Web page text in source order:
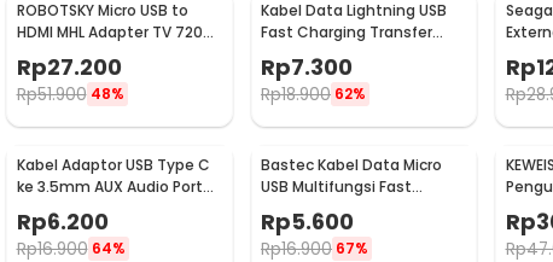
ROBOTSKY Micro USB to
HDMI MHL Adapter TV 720p
Rp27.200
Rp51.900 48%
Kabel Data Lightning USB
Fast Charging Transfer
Data iPhone 2.4A 1M - S-
IP5G
Rp7.300
Rp18.900 62%
-Rp
Rp
Kabel Adaptor USB Type C
ke 3.5mm AUX Audio Port
Braided - PJ1645-01
Rp6.200
Rp16.900 64%
Bastec Kabel Data Micro
USB Multifungsi Fast
Charging Braided 100cm -
BN100
Rp5.600
Rp16.900 67%
-
Rp
Rp